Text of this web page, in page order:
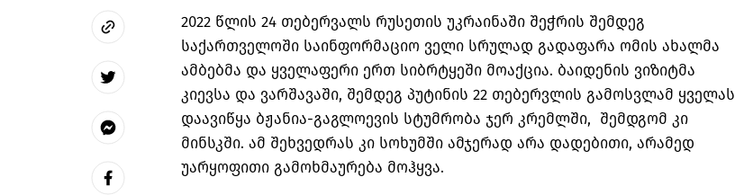
2022 წლის 24 თებერვალს რუსეთის უკრაინაში შეჭრის შემდეგ
საქართველოში საინფორმაციო ველი სრულად გადაფარა ომის ახალმა
ამბებმა და ყველაფერი ერთ სიბრტყეში მოაქცია. ბაიდენის ვიზიტმა
კიევსა და ვარშავაში, შემდეგ პუტინის 22 თებერვლის გამოსვლამ ყველას
დაავიწყა ბჟანია-გაგლოევის სტუმრობა ჯერ კრემლში, შემდგომ კი
მინსკში. ამ შეხვედრას კი სოხუმში ამჯერად არა დადებითი, არამედ
უარყოფითი გამოხმაურება მოჰყვა.